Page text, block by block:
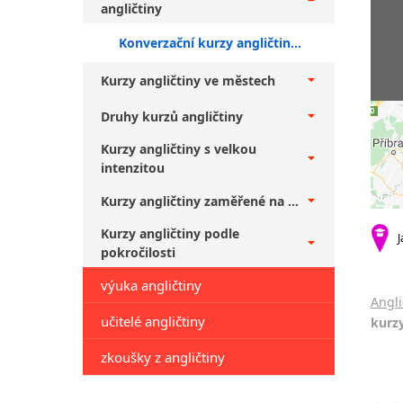
angličtiny
Konverzační kurzy angličtiny Kolín + středně pokročilí
Kurzy angličtiny ve městech
Druhy kurzů angličtiny
Kurzy angličtiny s velkou
intenzitou
Kurzy angličtiny zaměřené na ...
Kurzy angličtiny podle
pokročilosti
výuka angličtiny
učitelé angličtiny
zkoušky z angličtiny